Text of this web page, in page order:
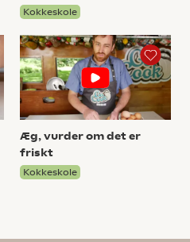
Kokkeskole
Æg, vurder om det er
friskt
Kokkeskole